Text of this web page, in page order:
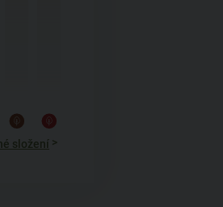
složení >